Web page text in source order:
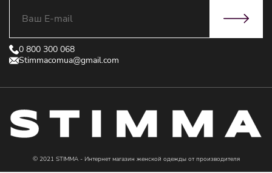
0 800 300 068
Stimmacomua@gmail.com
© 2021 STIMMA - Интернет магазин женской одежды от производителя